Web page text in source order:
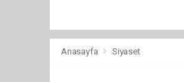
Anasayfa Siyaset